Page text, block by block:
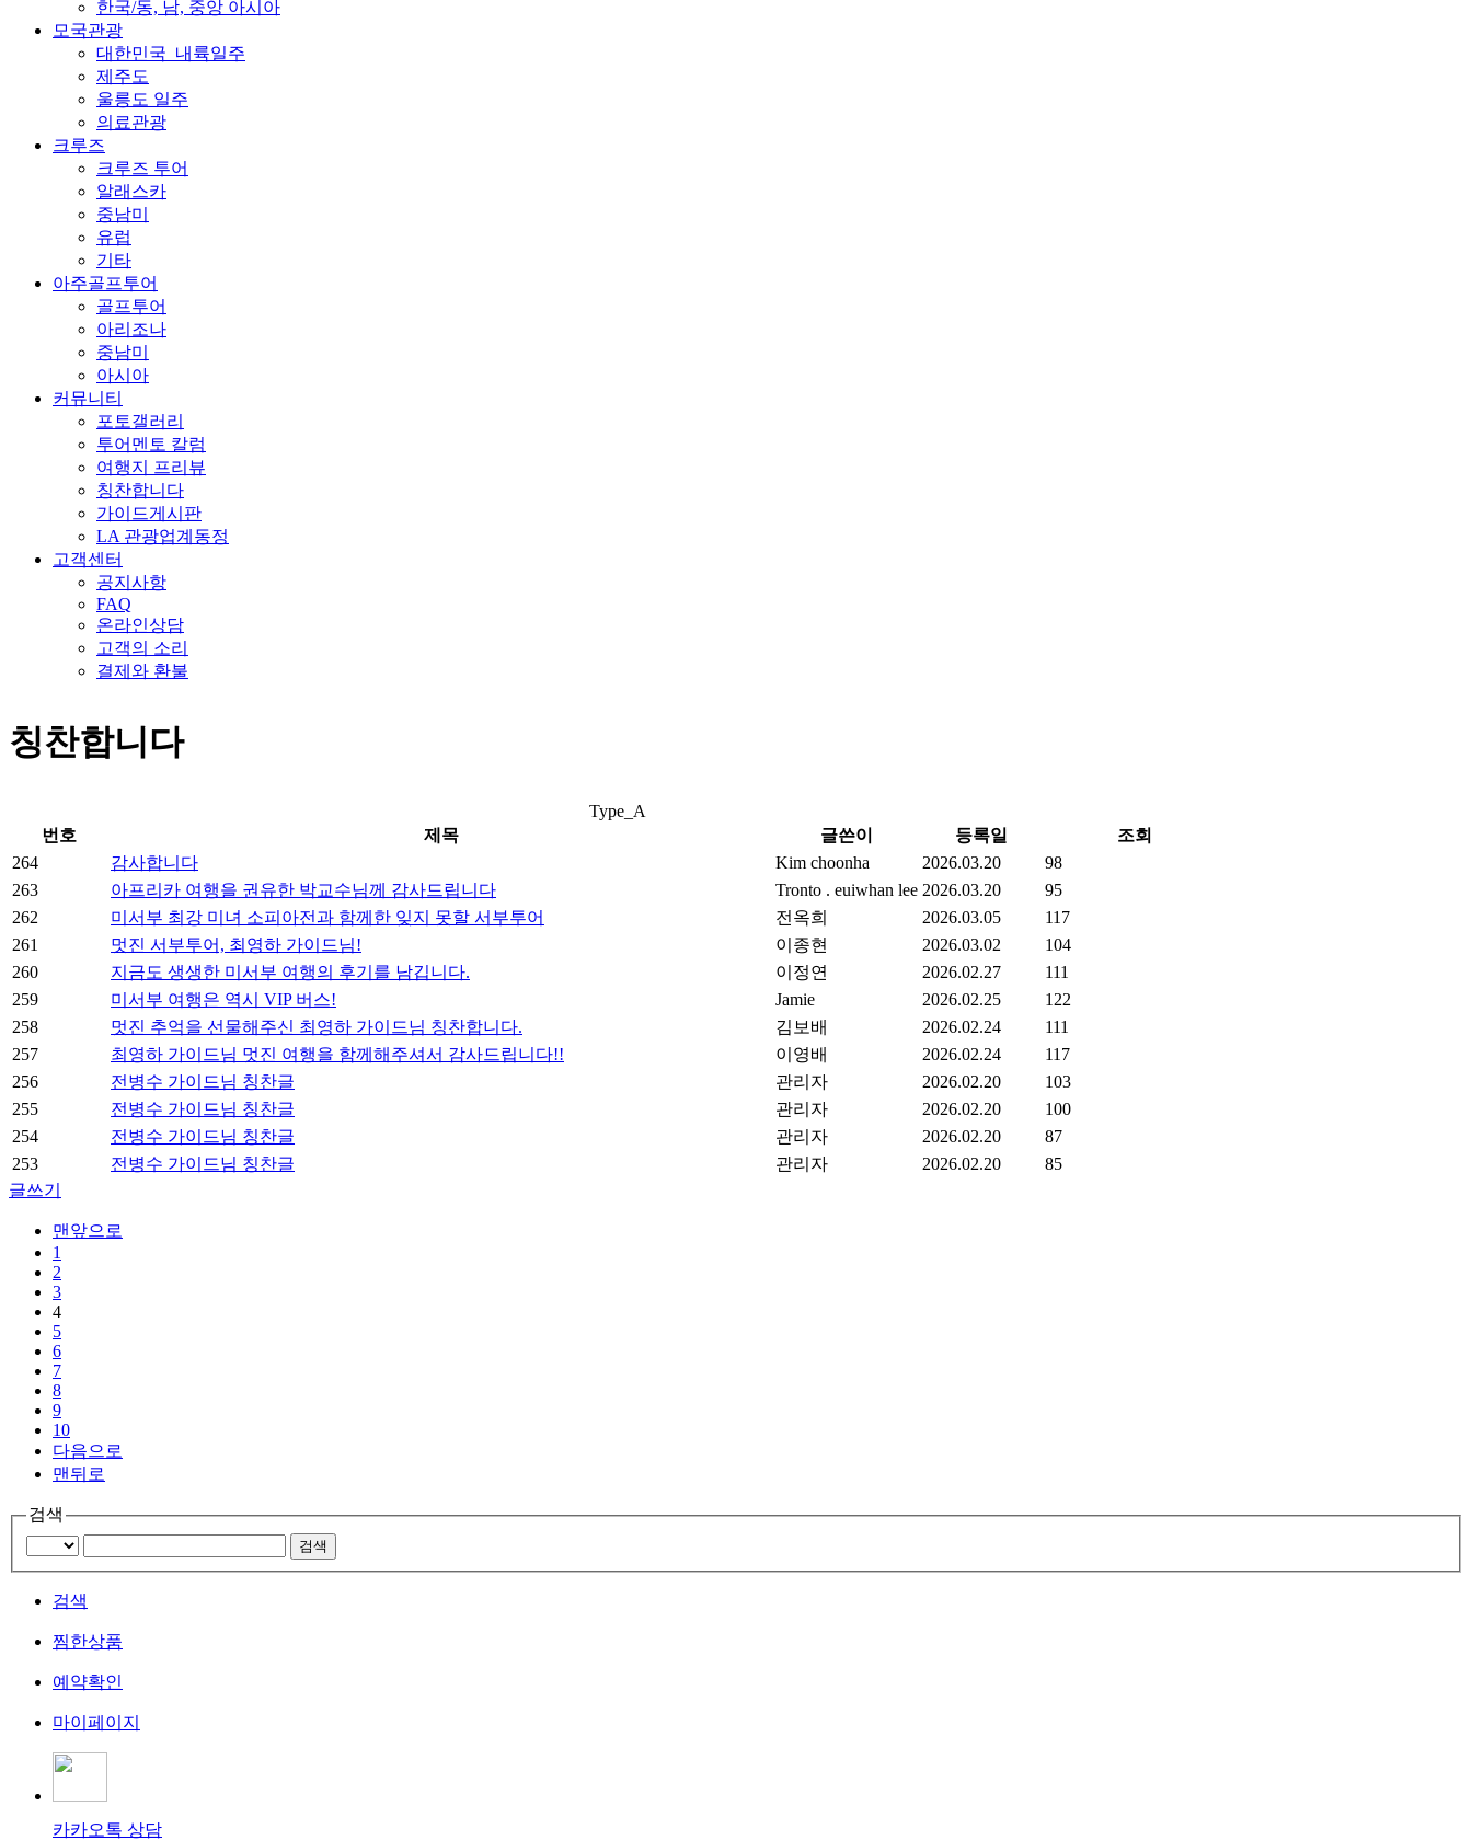
한국/동, 남, 중앙 아시아
모국관광
대한민국_내륙일주
제주도
울릉도 일주
의료관광
크루즈
크루즈 투어
알래스카
중남미
유럽
기타
아주골프투어
골프투어
아리조나
중남미
아시아
커뮤니티
포토갤러리
투어멘토 칼럼
여행지 프리뷰
칭찬합니다
가이드게시판
LA 관광업계동정
고객센터
공지사항
FAQ
온라인상담
고객의 소리
결제와 환불
칭찬합니다
Type_A
번호
제목 글쓴이 등록일
조회
264
감사합니다 Kim choonha 2026.03.20
98
263
아프리카 여행을 권유한 박교수님께 감사드립니다 Tronto . euiwhan lee 2026.03.20
95
262
미서부 최강 미녀 소피아전과 함께한 잊지 못할 서부투어 전옥희 2026.03.05
117
261
멋진 서부투어, 최영하 가이드님! 이종현 2026.03.02
104
260
지금도 생생한 미서부 여행의 후기를 남깁니다. 이정연 2026.02.27
111
259
미서부 여행은 역시 VIP 버스! Jamie 2026.02.25
122
258
멋진 추억을 선물해주신 최영하 가이드님 칭찬합니다. 김보배 2026.02.24
111
257
최영하 가이드님 멋진 여행을 함께해주셔서 감사드립니다!! 이영배 2026.02.24
117
256
전병수 가이드님 칭찬글 관리자 2026.02.20
103
255
전병수 가이드님 칭찬글 관리자 2026.02.20
100
254
전병수 가이드님 칭찬글 관리자 2026.02.20
87
253
전병수 가이드님 칭찬글 관리자 2026.02.20
85
글쓰기
맨앞으로
1
2
3
4
5
6
7
8
9
10
다음으로
맨뒤로
검색
검색
찜한상품
예약확인
마이페이지
카카오톡 상담